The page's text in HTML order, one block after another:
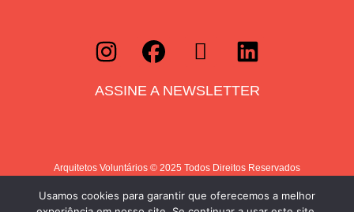
ASSINE A NEWSLETTER
Arquitetos Voluntários © 2025 Todos Direitos Reservados
Usamos cookies para garantir que oferecemos a melhor